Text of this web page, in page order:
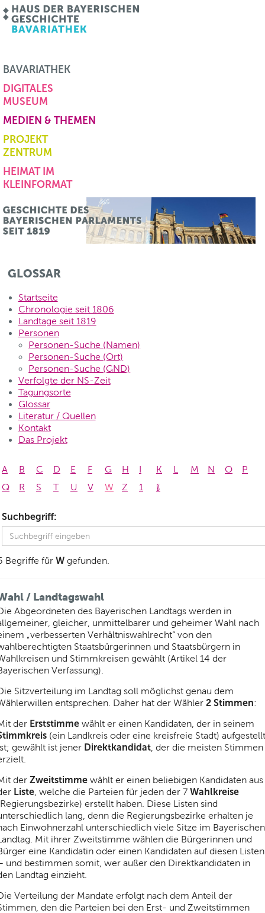
BAVARIATHEK
DIGITALES
MUSEUM
MEDIEN & THEMEN
PROJEKT
ZENTRUM
HEIMAT IM
KLEINFORMAT
GLOSSAR
Startseite
Chronologie seit 1806
Landtage seit 1819
Personen
Personen-Suche (Namen)
Personen-Suche (Ort)
Personen-Suche (GND)
Verfolgte der NS-Zeit
Tagungsorte
Glossar
Literatur / Quellen
Kontakt
Das Projekt
A B C D E F G H I K L M N O
P
Q
R S T U V W Z 1 §
Suchbegriff:
Begriffe für W gefunden.
/ Landtagswahl
Abgeordneten des Bayerischen Landtags werden in
gleicher, unmittelbarer und geheimer Wahl nach
„verbesserten Verhältniswahlrecht“ von den
Staatsbürgerinnen und Staatsbürgern in
und Stimmkreisen gewählt (Artikel 14 der
Verfassung).
Sitzverteilung im Landtag soll möglichst genau dem
entsprechen. Daher hat der Wähler 2 Stimmen:
der Erststimme wählt er einen Kandidaten, der in seinem
(ein Landkreis oder eine kreisfreie Stadt) aufgestellt
gewählt ist jener Direktkandidat , der die meisten Stimmen
der Zweitstimme wählt er einen beliebigen Kandidaten aus
Liste , welche die Parteien für jeden der 7 Wahlkreise
erstellt haben. Diese Listen sind
lang, denn die Regierungsbezirke erhalten je
Einwohnerzahl unterschiedlich viele Sitze im Bayerischen
Mit ihrer Zweitstimme wählen die Bürgerinnen und
eine Kandidatin oder einen Kandidaten auf diesen Listen
und bestimmen somit, wer außer den Direktkandidaten in
Landtag einzieht.
Verteilung der Mandate erfolgt nach dem Anteil der
den die Parteien bei den Erst- und Zweitstimmen